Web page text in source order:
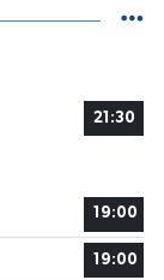
21:30
19:00
19:00